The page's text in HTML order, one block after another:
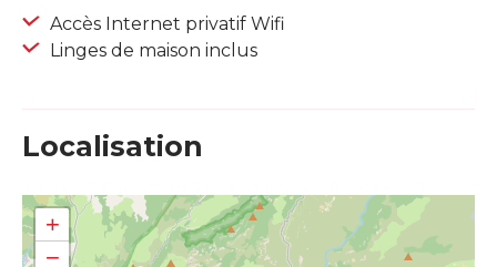
Accès Internet privatif Wifi
Linges de maison inclus
Localisation
+
−